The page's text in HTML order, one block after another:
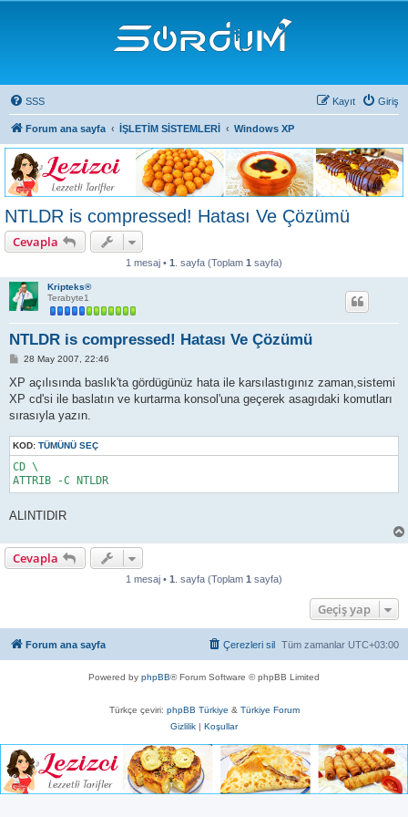
SSS Giriş
Kayıt
Forum ana sayfa İŞLETİM SİSTEMLERİ Windows XP
NTLDR is compressed! Hatası Ve Çözümü
Cevapla
1 mesaj • 1 . sayfa (Toplam 1 sayfa)
Kripteks®
Terabyte1
NTLDR is compressed! Hatası Ve Çözümü
M
s
j
28 May 2007, 22:46
XP açılısında baslık'ta gördügünüz hata ile karsılastıgınız zaman,sistemi
XP cd'si ile baslatın ve kurtarma konsol'una geçerek asagıdaki komutları
sırasıyla yazın.
KOD: TÜMÜNÜ SEÇ
CD \
ATTRIB -C NTLDR
ALINTIDIR
Cevapla
1 mesaj • 1 . sayfa (Toplam 1 sayfa)
Geçiş yap
Forum ana sayfa Tüm zamanlar UTC+03:00
Çerezleri sil
Powered by phpBB® Forum Software © phpBB Limited
Türkçe çeviri: phpBB Türkiye & Türkiye Forum
Gizlilik | Koşullar